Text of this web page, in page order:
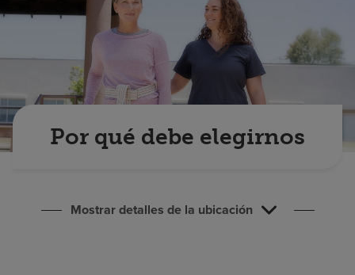
Pagar mi factura
Por qué debe elegirnos
Mostrar detalles de la ubicación